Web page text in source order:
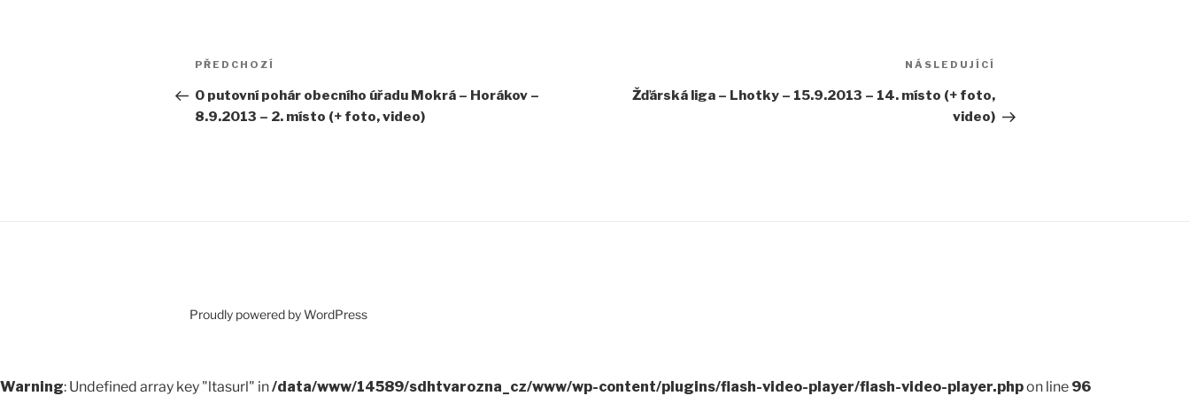
Navigace
pro
příspěvek
Předchozí
PŘEDCHOZÍ
O putovní pohár obecního úřadu Mokrá – Horákov –
8.9.2013 – 2. místo (+ foto, video)
NÁSLEDUJÍCÍ
Žďárská liga – Lhotky – 15.9.2013 – 14. místo (+ foto,
video)
Proudly powered by WordPress
Warning: Undefined array key "ltasurl" in/data/www/14589/sdhtvarozna_cz/www/wp-content/plugins/flash-video-player/flash-video-player.phpon line 96